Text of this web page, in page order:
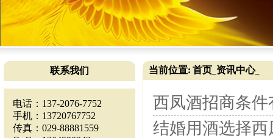
联系我们
电话：137-2076-7752
手机：13720767752
传真：029-88881559
当前位置: 首页 资讯中心_
西凤酒招商条
结婚用酒选择西